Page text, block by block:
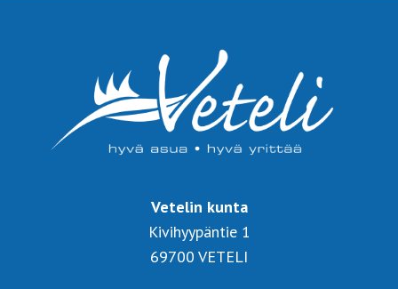
Vetelin kunta
Kivihyypäntie 1
69700 VETELI